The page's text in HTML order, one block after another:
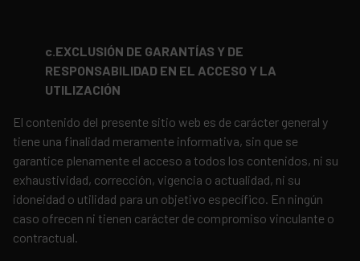
c.EXCLUSIÓN DE GARANTÍAS Y DE
RESPONSABILIDAD EN EL ACCESO Y LA
UTILIZACIÓN
El contenido del presente sitio web es de carácter general y
tiene una finalidad meramente informativa, sin que se
garantice plenamente el acceso a todos los contenidos, ni su
exhaustividad, corrección, vigencia o actualidad, ni su
idoneidad o utilidad para un objetivo específico. En ningún
caso ofrecen ni tienen carácter de compromiso vinculante o
contractual.